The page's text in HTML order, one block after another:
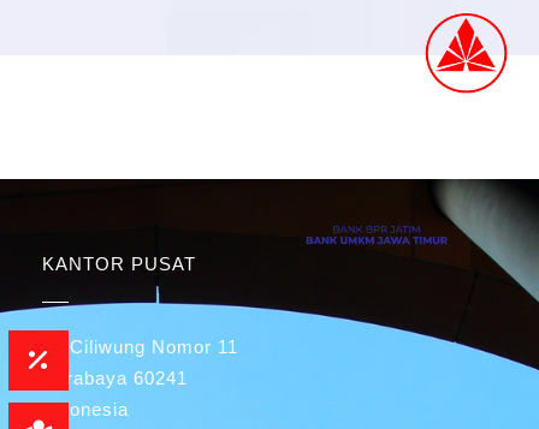
KANTOR PUSAT
Jl. Ciliwung Nomor 11
Surabaya 60241
Indonesia